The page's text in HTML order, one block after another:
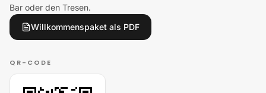
Bar oder den Tresen.
Willkommenspaket als PDF
QR-CODE